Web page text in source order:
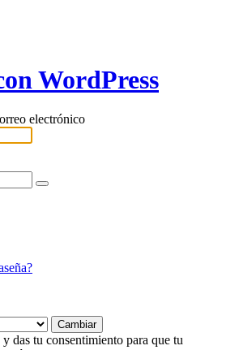
WordPress
electrónico
das tu consentimiento para que tu